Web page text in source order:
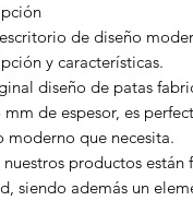
de diseño
y características.
diseño de patas
mm de espesor, es
moderno que necesita.
nuestros productos
siendo además un